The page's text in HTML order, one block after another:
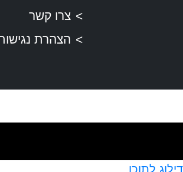
צרו קשר
הצהרת
דילוג לתוכן